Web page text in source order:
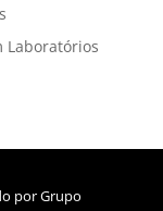
Laboratórios
porGrupo